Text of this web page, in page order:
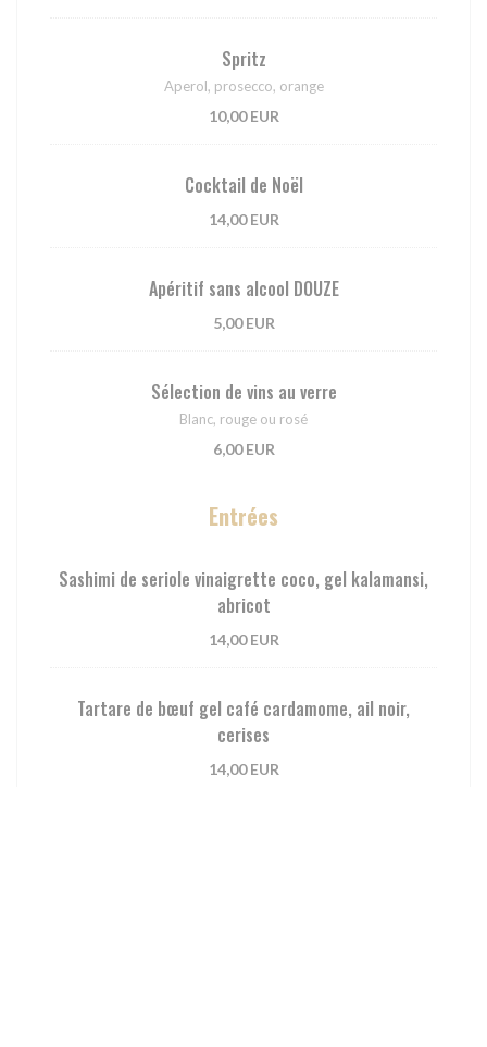
Spritz
Aperol, prosecco, orange
10,00 EUR
Cocktail de Noël
14,00 EUR
Apéritif sans alcool DOUZE
5,00 EUR
Sélection de vins au verre
Blanc, rouge ou rosé
6,00 EUR
Entrées
Sashimi de seriole vinaigrette coco, gel kalamansi,
abricot
14,00 EUR
Tartare de bœuf gel café cardamome, ail noir,
cerises
14,00 EUR